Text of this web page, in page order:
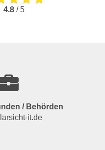
4.8/ 5
/ Behörden
it.de